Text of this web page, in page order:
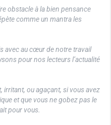
obstacle à la bien pensance
comme un mantra les
avec au cœur de notre travail
pour nos lecteurs l’actualité
irritant, ou agaçant, si vous avez
et que vous ne gobez pas le
pour vous.